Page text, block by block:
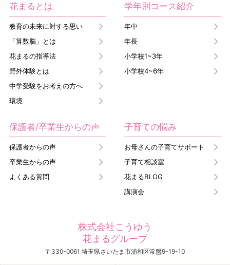
花まるとは
教育の未来に対する思い
「算数脳」とは
花まるの指導法
野外体験とは
中学受験をお考えの方へ
環境
学年別コース紹介
年中
年長
小学校1~3年
小学校4~6年
保護者/卒業生からの声
保護者からの声
卒業生からの声
よくある質問
子育ての悩み
お母さんの子育てサポート
子育て相談室
花まるBLOG
講演会
株式会社こうゆう
花まるグループ
〒330-0061 埼玉県さいたま市浦和区常盤9-19-10